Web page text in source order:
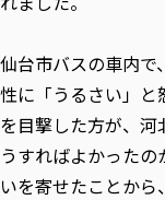
仙台市バスの車内で
性に「うるさい」
を目撃した方が、
うすればよかった
いを寄せたことか